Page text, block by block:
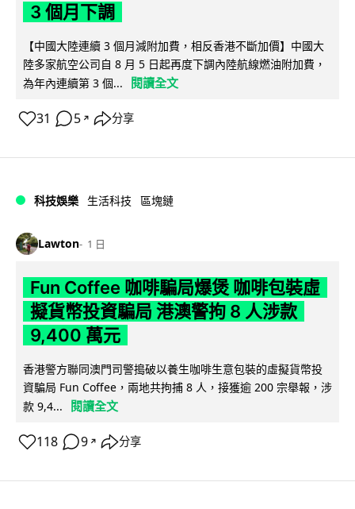
3 個月下調
【中國大陸連續 3 個月減附加費，相反香港不斷加價】中國大
陸多家航空公司自 8 月 5 日起再度下調內陸航線燃油附加費，
為年內連續第 3 個...
閱讀全文
31 5 ↗ 分享
科技娛樂 生活科技 區塊鏈
Lawton 1 日
Fun Coffee 咖啡騙局爆煲 咖啡包裝虛
擬貨幣投資騙局 港澳警拘 8 人涉款
9,400 萬元
香港警方聯同澳門司警搗破以養生咖啡生意包裝的虛擬貨幣投
資騙局 Fun Coffee，兩地共拘捕 8 人，接獲逾 200 宗舉報，涉
款 9,4...
閱讀全文
118 9 ↗ 分享